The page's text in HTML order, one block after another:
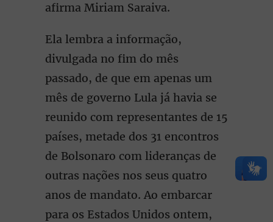
afirma Miriam Saraiva.
Ela lembra a informação,
divulgada no fim do mês
passado, de que em apenas um
mês de governo Lula já havia se
reunido com representantes de 15
países, metade dos 31 encontros
de Bolsonaro com lideranças de
outras nações nos seus quatro
anos de mandato. Ao embarcar
para os Estados Unidos ontem,